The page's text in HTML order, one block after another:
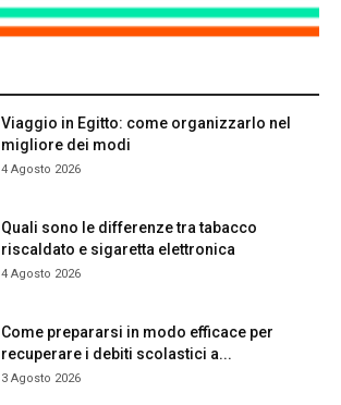
Viaggio in Egitto: come organizzarlo nel
migliore dei modi
4 Agosto 2026
Quali sono le differenze tra tabacco
riscaldato e sigaretta elettronica
4 Agosto 2026
Come prepararsi in modo efficace per
recuperare i debiti scolastici a...
3 Agosto 2026